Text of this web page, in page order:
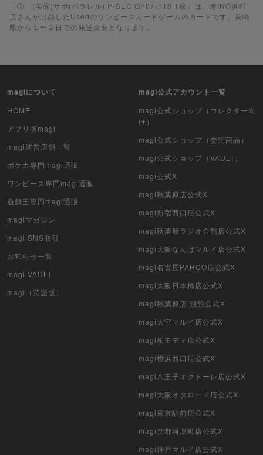
ポケカ（未開封BOX）
遊戯王（未開封BOX）
デュエル・マスターズ
マジック：ザ・ギャザリング
ヴァイスシュヴァルツ
クリプトスペルズ
マイクリプトヒーローズ
遊戯王初期
旧枠デュエマ
カードファイト!! ヴァンガード
「① (美品)サボ(パラレル) P-SEC OP07-118 1枚」は、遊ING浜町
店さんが出品したUsedのワンピースカードゲームのカードです。長崎
県から１〜２日での発送目安となります。
magiについて
HOME
アプリ版magi
magi運営店舗一覧
ポケカ専門magi通販
ワンピース専門magi通販
遊戯王専門magi通販
magiマガジン
magi SNS取引
お知らせ一覧
magi VAULT
magi（英語版）
magi公式アカウント一覧
magi公式ショップ（コレクター向
け）
magi公式ショップ（委託商品）
magi公式ショップ（VAULT）
magi公式X
magi秋葉原店公式X
magi新宿西口店公式X
magi秋葉原ラジオ会館店公式X
magi大阪なんばマルイ店公式X
magi名古屋PARCO店公式X
magi大阪日本橋店公式X
magi秋葉原店 別館公式X
magi大宮マルイ店公式X
magi柏モディ店公式X
magi横浜西口店公式X
magi八王子オクトーレ店公式X
magi大阪オタロード店公式X
magi東京駅前店公式X
magi京都河原町店公式X
magi神戸マルイ店公式X